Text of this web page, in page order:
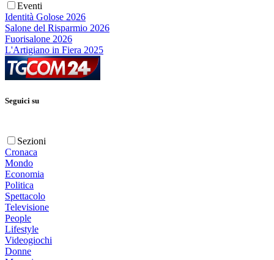
Eventi
Identità Golose 2026
Salone del Risparmio 2026
Fuorisalone 2026
L'Artigiano in Fiera 2025
Seguici su
Sezioni
Cronaca
Mondo
Economia
Politica
Spettacolo
Televisione
People
Lifestyle
Videogiochi
Donne